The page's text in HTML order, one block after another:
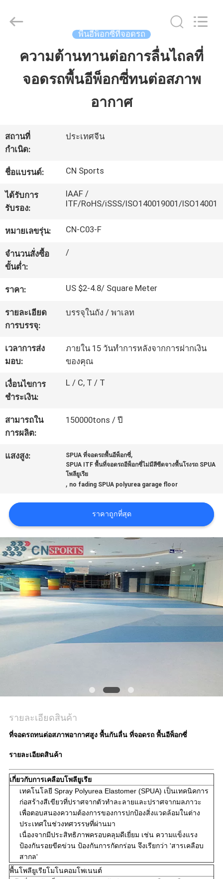
บ้าน
เกี่ยว
กับ
เรา
ทัวร์
โรงงาน
เรา
ขอ
ใบ
ราคา
แผนผัง
เว็บไซต์
PRIVACY
POLICY
Materials
Reserved.
พื้นอีพ็อกซี่ที่จอดรถ
ความต้านทานต่อการลื่นไถลที่
จอดรถพื้นอีพ็อกซี่ทนต่อสภาพ
อากาศ
สถานที่
กำเนิด:
ประเทศจีน
ชื่อแบรนด์: CN Sports
ได้รับการ
รับรอง:
IAAF /
ITF/RoHS/iSSS/ISO140019001/ISO14001
หมายเลขรุ่น: CN-C03-F
จำนวนสั่งซื้อ
ขั้นต่ำ:
/
ราคา: US $2-4.8/ Square Meter
รายละเอียด
การบรรจุ:
บรรจุในถัง / พาเลท
เวลาการส่ง
มอบ:
ภายใน 15 วันทำการหลังจากการฝากเงิน
ของคุณ
เงื่อนไขการ
ชำระเงิน:
L / C, T / T
สามารถใน
การผลิต:
150000tons / ปี
แสงสูง: SPUA ที่จอดรถพื้นอีพ็อกซี่,
SPUA ITF พื้นที่จอดรถอีพ็อกซี่ไม่มีสีซีดจางพื้นโรงรถ SPUA
โพลียูเรีย
, no fading SPUA polyurea garage floor
ราคาถูกที่สุด
รายละเอียดสินค้า
ที่จอดรถทนต่อสภาพอากาศสูง พื้นกันลื่น ที่จอดรถ พื้นอีพ็อกซี่
รายละเอียดสินค้า
เกี่ยวกับการเคลือบโพลียูเรีย
เทคโนโลยี Spray Polyurea Elastomer (SPUA) เป็นเทคนิคการ
ก่อสร้างสีเขียวที่ปราศจากตัวทำละลายและปราศจากมลภาวะ
เพื่อตอบสนองความต้องการของการปกป้องสิ่งแวดล้อมในต่าง
ประเทศในช่วงทศวรรษที่ผ่านมา
เนื่องจากมีประสิทธิภาพครอบคลุมดีเยี่ยม เช่น ความแข็งแรง
ป้องกันรอยขีดข่วน ป้องกันการกัดกร่อน จึงเรียกว่า 'สารเคลือบ
สากล'
พื้นโพลียูเรียโมโนคอมโพเนนต์